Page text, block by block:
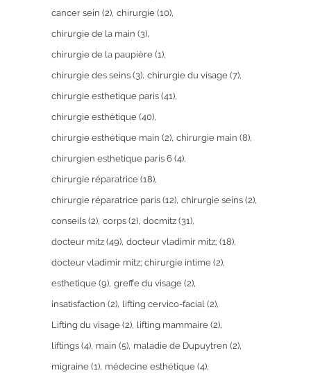
cancer sein (2) chirurgie (10)
chirurgie de la main (3)
chirurgie de la paupière (1)
chirurgie des seins (3) chirurgie du visage (7)
chirurgie esthetique paris (41)
chirurgie esthétique (40)
chirurgie esthétique main (2) chirurgie main (8)
chirurgien esthetique paris 6 (4)
chirurgie réparatrice (18)
chirurgie réparatrice paris (12) chirurgie seins (2)
conseils (2) corps (2) docmitz (31)
docteur mitz (49) docteur vladimir mitz; (18)
docteur vladimir mitz; chirurgie intime (2)
esthetique (9) greffe du visage (2)
insatisfaction (2) lifting cervico-facial (2)
Lifting du visage (2) lifting mammaire (2)
liftings (4) main (5) maladie de Dupuytren (2)
migraine (1) médecine esthétique (4)